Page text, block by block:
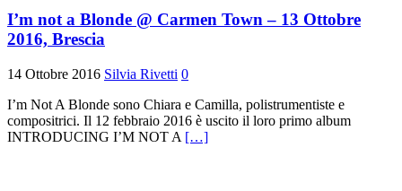
I’m not a Blonde @ Carmen Town – 13 Ottobre
2016, Brescia
14 Ottobre 2016 Silvia Rivetti 0
I’m Not A Blonde sono Chiara e Camilla, polistrumentiste e
compositrici. Il 12 febbraio 2016 è uscito il loro primo album
INTRODUCING I’M NOT A […]